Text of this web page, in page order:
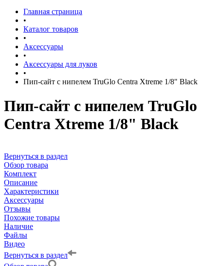
Главная страница
•
Каталог товаров
•
Аксессуары
•
Аксессуары для луков
•
Пип-сайт c нипелем TruGlo Centra Xtreme 1/8" Black
Пип-сайт c нипелем TruGlo
Centra Xtreme 1/8" Black
Вернуться в раздел
Обзор товара
Комплект
Описание
Характеристики
Аксессуары
Отзывы
Похожие товары
Наличие
Файлы
Видео
Вернуться в раздел